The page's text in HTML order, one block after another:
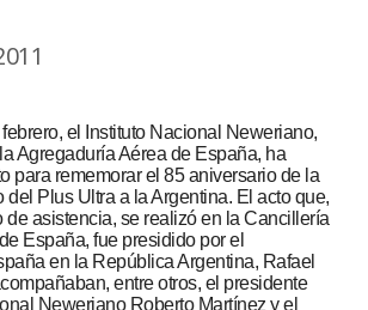
el Instituto Nacional Neweriano,
Agregaduría Aérea de España, ha
para rememorar el 85 aniversario de la
del Plus Ultra a la Argentina. El acto que,
de asistencia, se realizó en la Cancillería
España, fue presidido por el
en la República Argentina, Rafael
entre otros, el presidente
Neweriano Roberto Martínez y el